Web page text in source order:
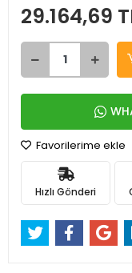
29.164,69
Favorilerime ekle
Hızlı Gönderi